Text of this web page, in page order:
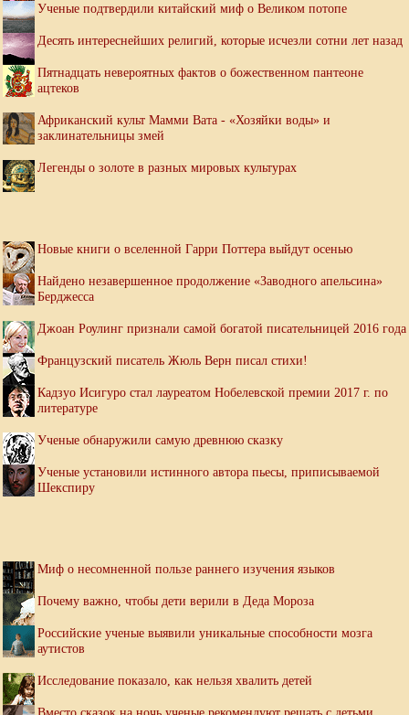
Ученые подтвердили китайский миф о Великом потопе
Десять интереснейших религий, которые исчезли сотни лет назад
Пятнадцать невероятных фактов о божественном пантеоне
ацтеков
Африканский культ Мамми Вата - «Хозяйки воды» и
заклинательницы змей
Легенды о золоте в разных мировых культурах
Новые книги о вселенной Гарри Поттера выйдут осенью
Найдено незавершенное продолжение «Заводного апельсина»
Берджесса
Джоан Роулинг признали самой богатой писательницей 2016 года
Французский писатель Жюль Верн писал стихи!
Кадзуо Исигуро стал лауреатом Нобелевской премии 2017 г. по
литературе
Ученые обнаружили самую древнюю сказку
Ученые установили истинного автора пьесы, приписываемой
Шекспиру
Миф о несомненной пользе раннего изучения языков
Почему важно, чтобы дети верили в Деда Мороза
Российские ученые выявили уникальные способности мозга
аутистов
Исследование показало, как нельзя хвалить детей